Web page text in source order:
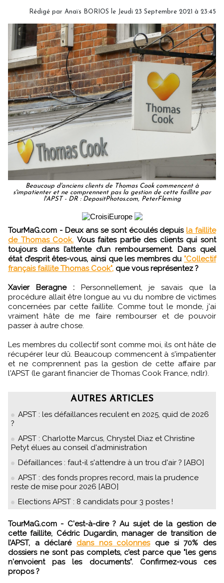
Rédigé par Anaïs BORIOS le Jeudi 23 Septembre 2021 à 23:45
Beaucoup d'anciens clients de Thomas Cook commencent à
s'impatienter et ne comprennent pas la gestion de cette faillite par
l'APST - DR : DepositPhotos.com, PeterFleming
TourMaG.com - Deux ans se sont écoulés depuis la faillite
de Thomas Cook. Vous faites partie des clients qui sont
toujours dans l’attente d’un remboursement. Dans quel
état d’esprit êtes-vous, ainsi que les membres du "Collectif
français faillite Thomas Cook", que vous représentez ?
Xavier Beragne :Personnellement, je savais que la
procédure allait être longue au vu du nombre de victimes
concernées par cette faillite. Comme tout le monde, j'ai
vraiment hâte de me faire rembourser et de pouvoir
passer à autre chose.
Les membres du collectif sont comme moi, ils ont hâte de
récupérer leur dû. Beaucoup commencent à s'impatienter
et ne comprennent pas la gestion de cette affaire par
l'APST (le garant financier de Thomas Cook France, ndlr).
AUTRES ARTICLES
APST : les défaillances reculent en 2025, quid de 2026
?
APST : Charlotte Marcus, Chrystel Diaz et Christine
Petyt élues au conseil d'administration
Défaillances : faut-il s'attendre à un trou d'air ? [ABO]
APST : des fonds propres record, mais la prudence
reste de mise pour 2026 [ABO]
Elections APST : 8 candidats pour 3 postes !
TourMaG.com - C'est-à-dire ? Au sujet de la gestion de
cette faillite, Cédric Dugardin, manager de transition de
l’APST, a déclaré dans nos colonnes que si 70% des
dossiers ne sont pas complets, c’est parce que "les gens
n'envoient pas les documents". Confirmez-vous ces
propos ?